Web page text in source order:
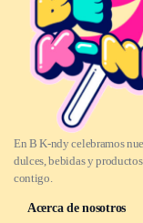
En B K-ndy celebramos
dulces, bebidas y
contigo.
Acerca de nosotros